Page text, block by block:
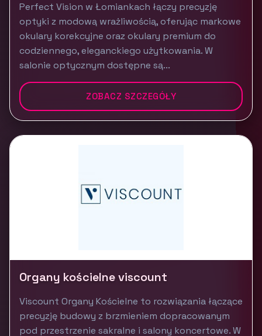
Perfect Vision w Łomiankach łączy precyzję
optyki z modową wrażliwością, oferując markowe
okulary korekcyjne oraz okulary premium do
codziennego, eleganckiego użytkowania. W
salonie optycznym dostępne są...
ZOBACZ SZCZEGÓŁY
Organy kościelne viscount
Viscount Organy Kościelne to rozwiązania łączące
precyzję budowy z brzmieniem dopracowanym
pod przestrzenie sakralne i salony koncertowe. W